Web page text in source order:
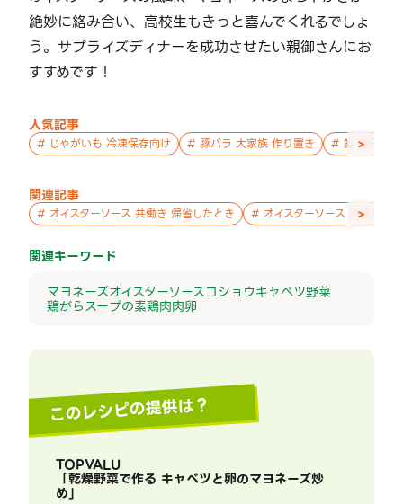
絶妙に絡み合い、高校生もきっと喜んでくれるでしょ
う。サプライズディナーを成功させたい親御さんにお
すすめです！
人気記事
# じゃがいも 冷凍保存向け # 豚バラ 大家族 作り置き # 鮭 親子 作
>
関連記事
# オイスターソース 共働き 帰省したとき # オイスターソース 高校生 暑
>
関連キーワード
マヨネーズオイスターソースコショウキャベツ野菜
鶏がらスープの素鶏肉肉卵
このレシピの提供は？
TOPVALU
「乾燥野菜で作る キャベツと卵のマヨネーズ炒
め」